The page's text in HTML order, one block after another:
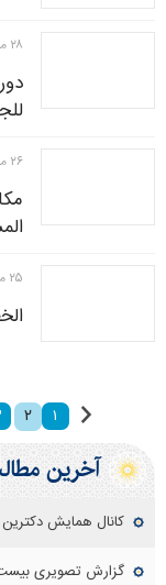
۲۸ مرداد ۱۳۹۴ ۰۹:۱۸
۲۶ مرداد ۱۳۹۴ ۰۹:۲۲
۲۵ مرداد ۱۳۹۴ ۱۴:۰۸
۱ ۲
آخرین
کانال همایش
گزارش تصویری